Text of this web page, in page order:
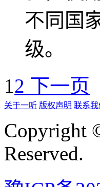
不同国
级。
12 下一页
关于一听 版权声明 联系我
Copyright
Reserved.